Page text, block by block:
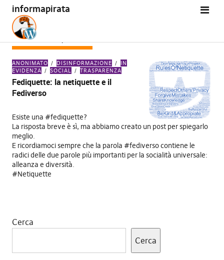
informapirata
TAG:NETIQUETTE
ANONIMATO DISINFORMAZIONE
IN
EVIDENZA
SOCIAL TRASPARENZA
Fediquette: la netiquette e il
Fediverso
Esiste una #fediquette?
La risposta breve è sì, ma abbiamo creato un post per spiegarlo
meglio.
E ricordiamoci sempre che la parola #fediverso contiene le
radici delle due parole più importanti per la socialità universale:
alleanza e diversità.
#Netiquette
Cerca
Cerca